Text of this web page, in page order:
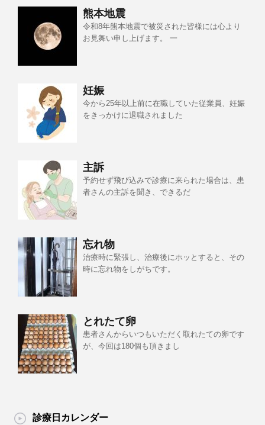
熊本地震
令和8年熊本地震で被災された皆様には心より
お見舞い申し上げます。 一
妊娠
今から25年以上前に在職していた従業員、妊娠
をきっかけに退職されました
主訴
予約せず飛び込みで診療に来られた場合は、患
者さんの主訴を聞き、できるだ
忘れ物
治療時に緊張し、治療後にホッとすると、その
時に忘れ物をしがちです。
とれたて卵
患者さんからいつもいただく取れたての卵です
が、今回は180個も頂きまし
診療日カレンダー